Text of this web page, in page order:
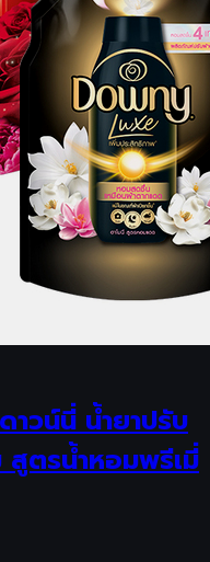
วน์นี่ น้ำยาปรับ
ตรน้ำหอมพรีเมี่